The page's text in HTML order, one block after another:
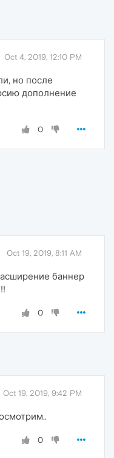
Oct 4, 2019, 12:10 PM
но после
дополнение
0
Oct 19, 2019, 8:11 AM
баннер
0
Oct 19, 2019, 9:42 PM
0